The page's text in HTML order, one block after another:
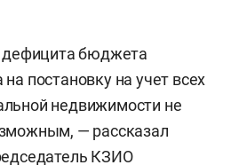
дефицита бюджета
постановку на учет всех
недвижимости не
— рассказал
КЗИО